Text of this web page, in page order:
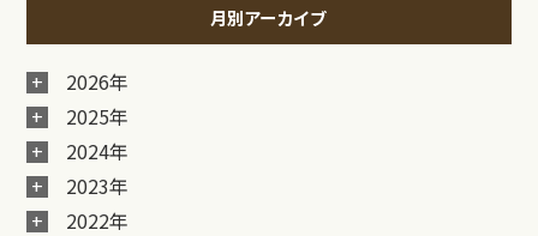
月別アーカイブ
2026年
2025年
2024年
2023年
2022年